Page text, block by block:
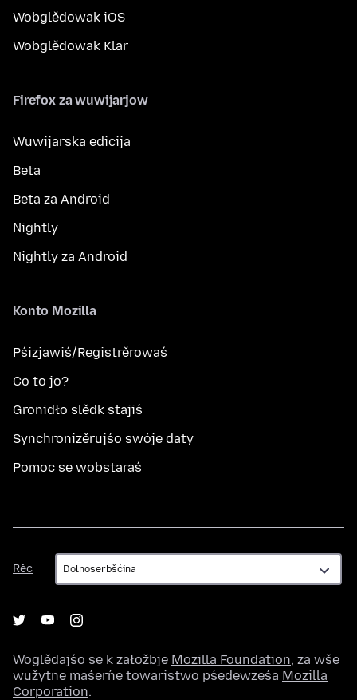
Wobglědowak iOS
Wobglědowak Klar
Firefox za wuwijarjow
Wuwijarska edicija
Beta
Beta za Android
Nightly
Nightly za Android
Konto Mozilla
Pśizjawiś/Registrěrowaś
Co to jo?
Gronidło slědk stajiś
Synchronizěrujśo swóje daty
Pomoc se wobstaraś
Rěc
Rěc
Woglědajśo se k załožbje Mozilla Foundation, za wše
wužytne maśeŕne towaristwo pśedewześa Mozilla
Corporation.